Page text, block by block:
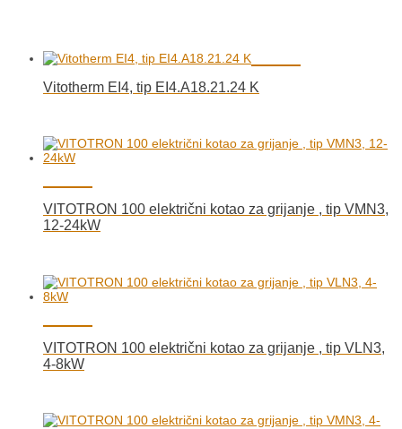
Vitotherm EI4, tip EI4.A18.21.24 K
VITOTRON 100 električni kotao za grijanje , tip VMN3,
12-24kW
VITOTRON 100 električni kotao za grijanje , tip VLN3,
4-8kW